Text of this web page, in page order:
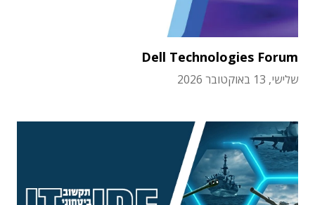
Dell Technologies Forum
שלישי, 13 באוקטובר 2026